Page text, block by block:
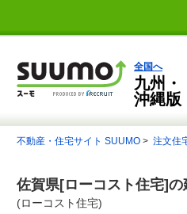
全国へ
九州・
沖縄版
不動産・住宅サイト SUUMO 注文住
佐賀県[ローコスト住宅]の
(ローコスト住宅)